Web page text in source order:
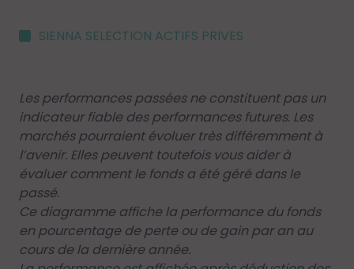
SIENNA SELECTION ACTIFS PRIVES
Les performances passées ne constituent pas un
indicateur fiable des performances futures. Les
marchés pourraient évoluer très différemment à
l’avenir. Elles peuvent toutefois vous aider à
évaluer comment le fonds a été géré dans le
passé.
Ce diagramme affiche la performance du fonds
en pourcentage de perte ou de gain par an au
cours de la dernière année.